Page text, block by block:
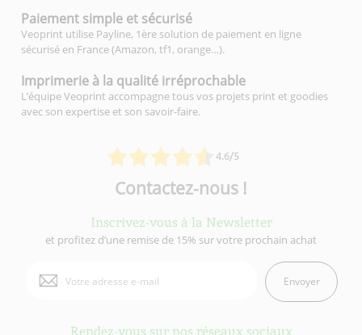
4.6/5
Paiement simple et sécurisé
Veoprint utilise Payline, 1ère solution de paiement en ligne
sécurisé en France (Amazon, tf1, orange…).
Imprimerie à la qualité irréprochable
L’équipe Veoprint accompagne tous vos projets print et goodies
avec son expertise et son savoir-faire.
Contactez-nous !
Inscrivez-vous à la Newsletter
et profitez d’une remise de 15% sur votre prochain achat
Envoyer
Rendez-vous sur nos réseaux sociaux